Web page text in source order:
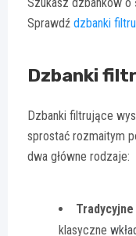
Sprawdź dzbanki
Dzbanki
Dzbanki filtrujące
sprostać rozmaitym
dwa główne rodzaje:
klasyczne